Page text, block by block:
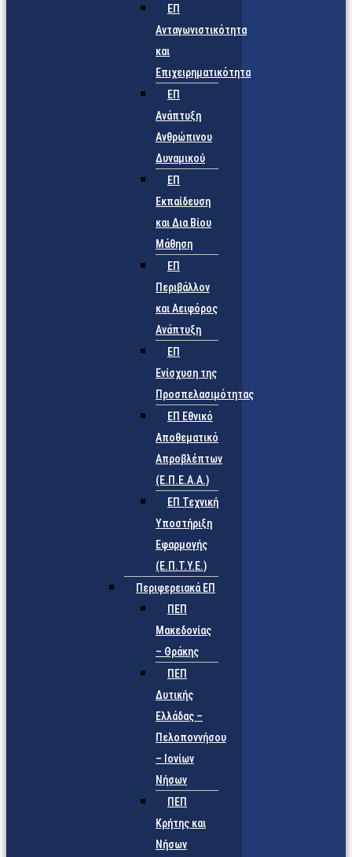
ΕΠ
Ανταγωνιστικότητα
και
Επιχειρηματικότητα
ΕΠ
Ανάπτυξη
Ανθρώπινου
Δυναμικού
ΕΠ
Εκπαίδευση
και Δια Βίου
Μάθηση
ΕΠ
Περιβάλλον
και Αειφόρος
Ανάπτυξη
ΕΠ
Ενίσχυση της
Προσπελασιμότητας
ΕΠ Εθνικό
Αποθεματικό
Απροβλέπτων
(Ε.Π.Ε.Α.Α.)
ΕΠ Τεχνική
Υποστήριξη
Εφαρμογής
(Ε.Π.Τ.Υ.Ε.)
Περιφερειακά ΕΠ
ΠΕΠ
Μακεδονίας
– Θράκης
ΠΕΠ
Δυτικής
Ελλάδας –
Πελοποννήσου
– Ιονίων
Νήσων
ΠΕΠ
Κρήτης και
Νήσων